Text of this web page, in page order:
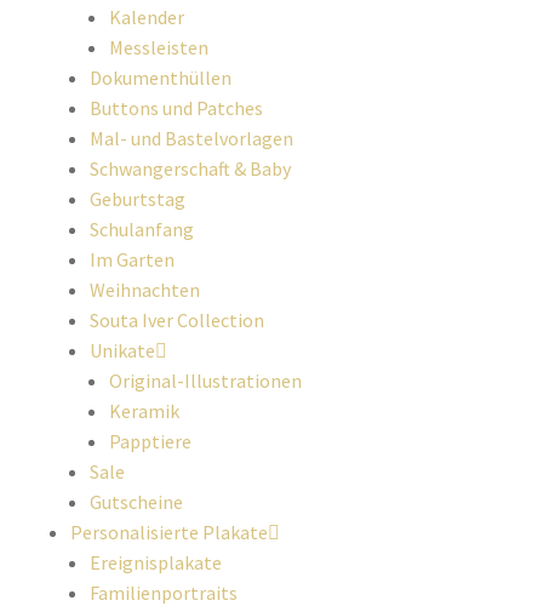
Kalender
Messleisten
Dokumenthüllen
Buttons und Patches
Mal- und Bastelvorlagen
Schwangerschaft & Baby
Geburtstag
Schulanfang
Im Garten
Weihnachten
Souta Iver Collection
Unikate
Original-Illustrationen
Keramik
Papptiere
Sale
Gutscheine
Personalisierte Plakate
Ereignisplakate
Familienportraits